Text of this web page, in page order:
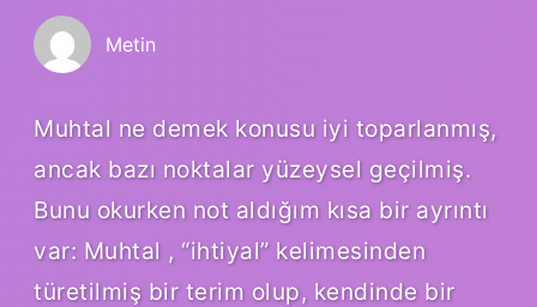
Metin
Muhtal ne demek konusu iyi toparlanmış,
ancak bazı noktalar yüzeysel geçilmiş.
Bunu okurken not aldığım kısa bir ayrıntı
var: Muhtal , “ihtiyal” kelimesinden
türetilmiş bir terim olup, kendinde bir